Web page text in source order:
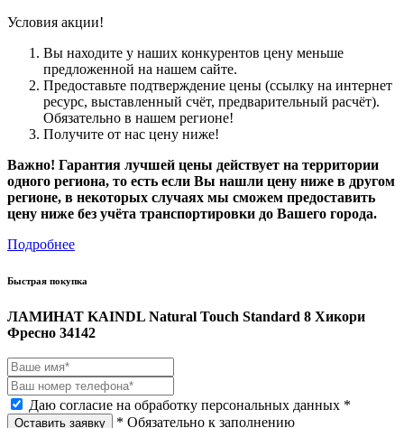
Условия акции!
Вы находите у наших конкурентов цену меньше
предложенной на нашем сайте.
Предоставьте подтверждение цены (ссылку на интернет
ресурс, выставленный счёт, предварительный расчёт).
Обязательно в нашем регионе!
Получите от нас цену ниже!
Важно! Гарантия лучшей цены действует на территории
одного региона, то есть если Вы нашли цену ниже в другом
регионе, в некоторых случаях мы сможем предоставить
цену ниже без учёта транспортировки до Вашего города.
Подробнее
Быстрая покупка
ЛАМИНАТ KAINDL Natural Touch Standard 8 Хикори
Фресно 34142
Даю согласие на обработку персональных данных *
Оставить заявку * Обязательно к заполнению